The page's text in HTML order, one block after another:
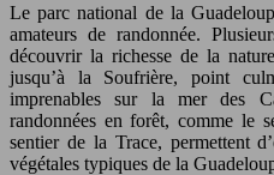
Le parc national de la
amateurs de randonnée.
découvrir la richesse de la
jusqu’à la Soufrière, point
imprenables sur la mer des
randonnées en forêt, comme le
sentier de la Trace, permettent
végétales typiques de la